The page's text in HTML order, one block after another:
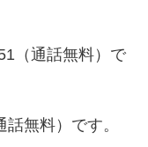
（通話無料）で
無料）です。